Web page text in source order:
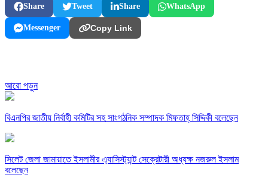
Share Tweet Share WhatsApp
Messenger Copy Link
আরো পড়ুন
বিএনপির জাতীয় নির্বাহী কমিটির সহ সাংগঠনিক সম্পাদক মিফতাহ্ সিদ্দিকী বলেছেন
সিলেট জেলা জামায়াতে ইসলামীর এ্যাসিস্ট্যান্ট সেক্রেটারী অধ্যক্ষ নজরুল ইসলাম
বলেছেন